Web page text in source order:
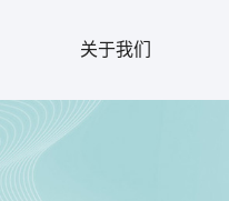
关于我们